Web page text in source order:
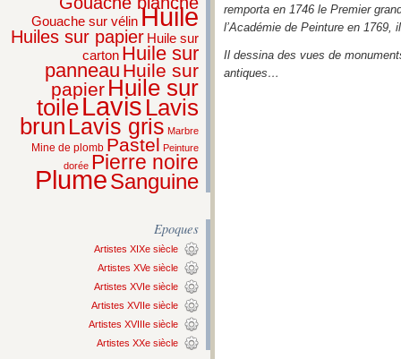
Gouache sur vélinHuile
Huiles sur papier Huile sur
carton Huile sur
panneau Huile sur
papier Huile sur
toileLavis Lavis
brun Lavis gris Marbre
Mine de plomb Pastel Peinture
dorée Pierre noire
PlumeSanguine
Epoques
Artistes XIXe siècle
Artistes XVe siècle
Artistes XVIe siècle
Artistes XVIIe siècle
Artistes XVIIIe siècle
Artistes XXe siècle
remporta en 1746 le Premier
l’Académie de Peinture en 1769,
Il dessina des vues de
antiques…